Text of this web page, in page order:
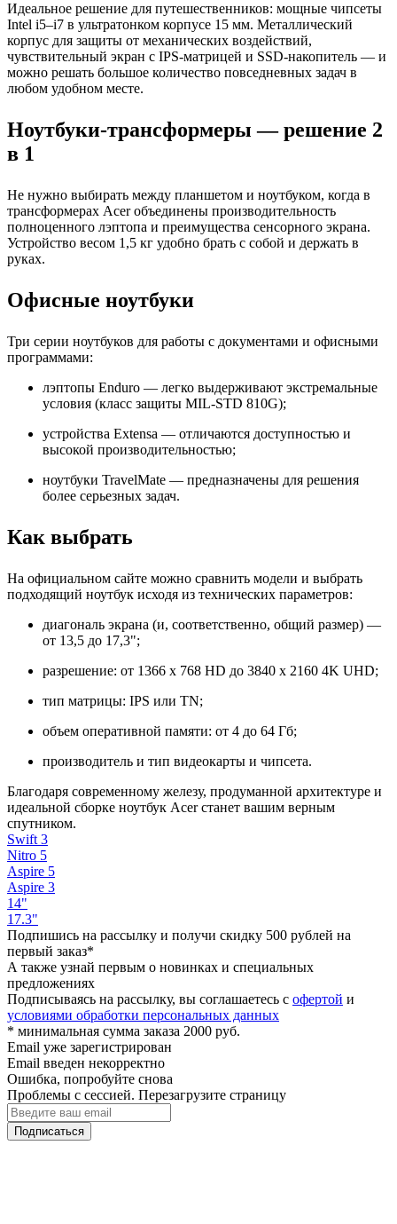
Идеальное решение для путешественников: мощные чипсеты
Intel i5–i7 в ультратонком корпусе 15 мм. Металлический
корпус для защиты от механических воздействий,
чувствительный экран с IPS-матрицей и SSD-накопитель — и
можно решать большое количество повседневных задач в
любом удобном месте.
Ноутбуки-трансформеры — решение 2
в 1
Не нужно выбирать между планшетом и ноутбуком, когда в
трансформерах Acer объединены производительность
полноценного лэптопа и преимущества сенсорного экрана.
Устройство весом 1,5 кг удобно брать с собой и держать в
руках.
Офисные ноутбуки
Три серии ноутбуков для работы с документами и офисными
программами:
лэптопы Enduro — легко выдерживают экстремальные
условия (класс защиты MIL-STD 810G);
устройства Extensa — отличаются доступностью и
высокой производительностью;
ноутбуки TravelMate — предназначены для решения
более серьезных задач.
Как выбрать
На официальном сайте можно сравнить модели и выбрать
подходящий ноутбук исходя из технических параметров:
диагональ экрана (и, соответственно, общий размер) —
от 13,5 до 17,3";
разрешение: от 1366 x 768 HD до 3840 x 2160 4K UHD;
тип матрицы: IPS или TN;
объем оперативной памяти: от 4 до 64 Гб;
производитель и тип видеокарты и чипсета.
Благодаря современному железу, продуманной архитектуре и
идеальной сборке ноутбук Acer станет вашим верным
спутником.
Swift 3
Nitro 5
Aspire 5
Aspire 3
14"
17.3"
Подпишись на рассылку и получи скидку 500 рублей на
первый заказ*
А также узнай первым о новинках и специальных
предложениях
Подписываясь на рассылку, вы соглашаетесь с офертой и
условиями обработки персональных данных
* минимальная сумма заказа 2000 руб.
Email уже зарегистрирован
Email введен некорректно
Ошибка, попробуйте снова
Проблемы с сессией. Перезагрузите страницу
Подписаться